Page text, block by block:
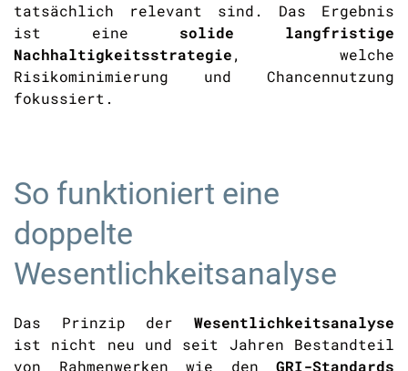
tatsächlich relevant sind. Das Ergebnis
ist eine solide langfristige
Nachhaltigkeitsstrategie, welche
Risikominimierung und Chancennutzung
fokussiert.
So funktioniert eine
doppelte
Wesentlichkeitsanalyse
Das Prinzip der Wesentlichkeitsanalyse
ist nicht neu und seit Jahren Bestandteil
von Rahmenwerken wie den GRI-Standards